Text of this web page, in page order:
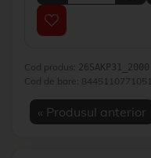
Cod produs: 26SAKP31_2000
Cod de bare: 8445110771051
« Produsul anterior